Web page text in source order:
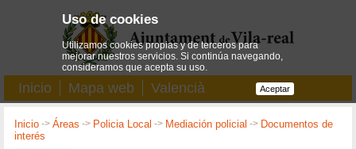
Inicio Mapa web Valencià
Inicio ->Áreas -> Policia Local -> Mediación policial -> Documentos de
interés
Uso de cookies
Utilizamos cookies propias y de terceros para
mejorar nuestros servicios. Si continúa navegando,
consideramos que acepta su uso.
Aceptar